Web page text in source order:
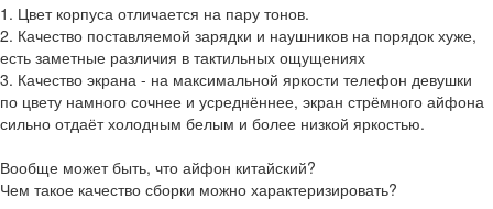
1. Цвет корпуса отличается на пару тонов.
2. Качество поставляемой зарядки и наушников на порядок хуже,
есть заметные различия в тактильных ощущениях
3. Качество экрана - на максимальной яркости телефон девушки
по цвету намного сочнее и усреднённее, экран стрёмного айфона
сильно отдаёт холодным белым и более низкой яркостью.
Вообще может быть, что айфон китайский?
Чем такое качество сборки можно характеризировать?